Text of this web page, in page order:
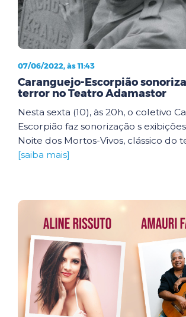
07/06/2022, às 11:43
Caranguejo-Escorpião
terror no Teatro Adamastor
Nesta sexta (10), às 20h, o coletivo
Escorpião faz sonorização s
Noite dos Mortos-Vivos, clássico do
[saiba mais]